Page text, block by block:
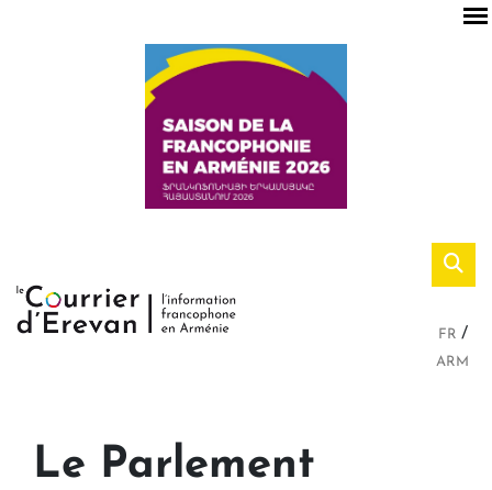
FR
ARM
Le Parlement